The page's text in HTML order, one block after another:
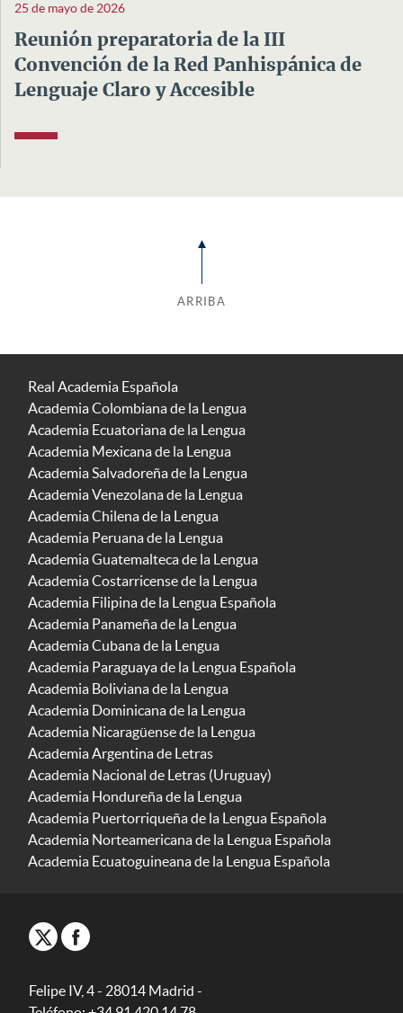
25 de mayo de 2026
Reunión preparatoria de la III
Convención de la Red Panhispánica de
Lenguaje Claro y Accesible
ARRIBA
Real Academia Española
Academia Colombiana de la Lengua
Academia Ecuatoriana de la Lengua
Academia Mexicana de la Lengua
Academia Salvadoreña de la Lengua
Academia Venezolana de la Lengua
Academia Chilena de la Lengua
Academia Peruana de la Lengua
Academia Guatemalteca de la Lengua
Academia Costarricense de la Lengua
Academia Filipina de la Lengua Española
Academia Panameña de la Lengua
Academia Cubana de la Lengua
Academia Paraguaya de la Lengua Española
Academia Boliviana de la Lengua
Academia Dominicana de la Lengua
Academia Nicaragüense de la Lengua
Academia Argentina de Letras
Academia Nacional de Letras (Uruguay)
Academia Hondureña de la Lengua
Academia Puertorriqueña de la Lengua Española
Academia Norteamericana de la Lengua Española
Academia Ecuatoguineana de la Lengua Española
Felipe IV, 4 - 28014 Madrid -